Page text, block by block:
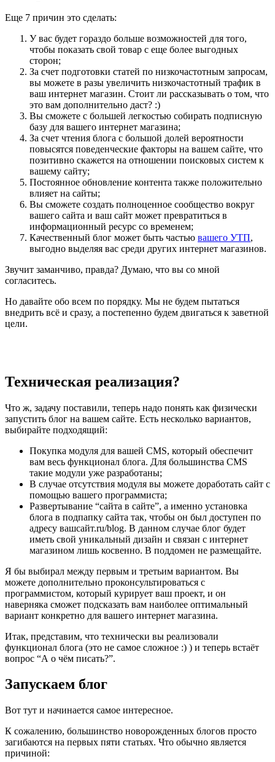
Еще 7 причин это сделать:
У вас будет гораздо больше возможностей для того,
чтобы показать свой товар с еще более выгодных
сторон;
За счет подготовки статей по низкочастотным запросам,
вы можете в разы увеличить низкочастотный трафик в
ваш интернет магазин. Стоит ли рассказывать о том, что
это вам дополнительно даст? :)
Вы сможете с большей легкостью собирать подписную
базу для вашего интернет магазина;
За счет чтения блога с большой долей вероятности
повысятся поведенческие факторы на вашем сайте, что
позитивно скажется на отношении поисковых систем к
вашему сайту;
Постоянное обновление контента также положительно
влияет на сайты;
Вы сможете создать полноценное сообщество вокруг
вашего сайта и ваш сайт может превратиться в
информационный ресурс со временем;
Качественный блог может быть частью вашего УТП,
выгодно выделяя вас среди других интернет магазинов.
Звучит заманчиво, правда? Думаю, что вы со мной
согласитесь.
Но давайте обо всем по порядку. Мы не будем пытаться
внедрить всё и сразу, а постепенно будем двигаться к заветной
цели.
Техническая реализация?
Что ж, задачу поставили, теперь надо понять как физически
запустить блог на вашем сайте. Есть несколько вариантов,
выбирайте подходящий:
Покупка модуля для вашей CMS, который обеспечит
вам весь функционал блога. Для большинства CMS
такие модули уже разработаны;
В случае отсутствия модуля вы можете доработать сайт с
помощью вашего программиста;
Развертывание “сайта в сайте”, а именно установка
блога в подпапку сайта так, чтобы он был доступен по
адресу вашсайт.ru/blog. В данном случае блог будет
иметь свой уникальный дизайн и связан с интернет
магазином лишь косвенно. В поддомен не размещайте.
Я бы выбирал между первым и третьим вариантом. Вы
можете дополнительно проконсультироваться с
программистом, который курирует ваш проект, и он
наверняка сможет подсказать вам наиболее оптимальный
вариант конкретно для вашего интернет магазина.
Итак, представим, что технически вы реализовали
функционал блога (это не самое сложное :) ) и теперь встаёт
вопрос “А о чём писать?”.
Запускаем блог
Вот тут и начинается самое интересное.
К сожалению, большинство новорожденных блогов просто
загибаются на первых пяти статьях. Что обычно является
причиной: